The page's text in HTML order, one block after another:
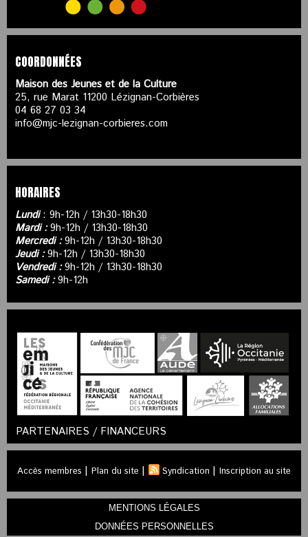
COORDONNÉES
Maison des Jeunes et de la Culture
25, rue Marat 11200 Lézignan-Corbières
04 68 27 03 34
info@mjc-lezignan-corbieres.com
HORAIRES
Lundi: 9h-12h / 13h30-18h30
Mardi :9h-12h / 13h30-18h30
Mercredi :9h-12h / 13h30-18h30
Jeudi :9h-12h / 13h30-18h30
Vendredi :9h-12h / 13h30-18h30
Samedi :9h-12h
PARTENAIRES / FINANCEURS
Accès membres | Plan du site | Syndication | Inscription au site
MENTIONS LÉGALES
DONNÉES PERSONNELLES